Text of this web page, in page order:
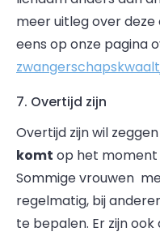
meer uitleg over
eens op onze pagina
7. Overtijd zijn
Overtijd zijn wil
komt op het moment
Sommige vrouwen
regelmatig, bij
te bepalen. Er zijn